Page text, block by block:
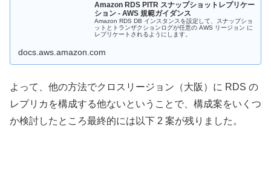
Amazon RDS PITR スナップショットレプリケー
ション - AWS 規範ガイダンス
Amazon RDS DB インスタンスを設定して、スナップショ
ットとトランザクションログが任意の AWS リージョン に
レプリケートされるようにします。
docs.aws.amazon.com
よって、他の方法でクロスリージョン（大阪）に RDS の
レプリカを構成する他ないということで、構成案をいくつ
か検討したところ最終的には以下 2 案が残りました。